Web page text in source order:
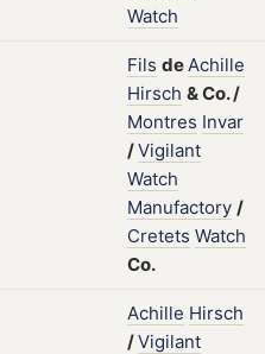
Watch
Fils deAchille
Hirsch &Co./
Montres Invar
/Vigilant
Watch
Manufactory /
Cretets Watch
Co.
Achille Hirsch
/Vigilant